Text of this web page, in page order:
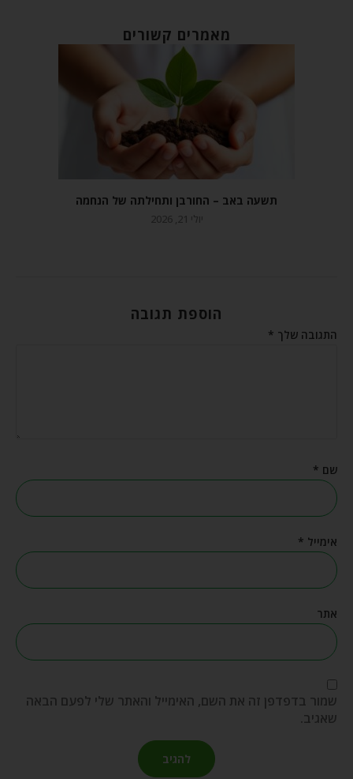
מאמרים קשורים
תשעה באב – החורבן ותחילתה של הנחמה
יולי 21, 2026
הוספת תגובה
התגובה שלך *
שם *
אימייל *
אתר
שמור בדפדפן זה את השם, האימייל והאתר שלי לפעם הבאה
שאגיב.